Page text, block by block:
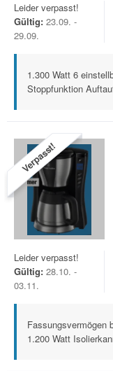
Leider verpasst!
Gültig: 23.09. -
29.09.
1.300 Watt 6
Stoppfunktion
Verpasst!
Leider verpasst!
Gültig: 28.10. -
03.11.
Fassungsvermögen
1.200 Watt